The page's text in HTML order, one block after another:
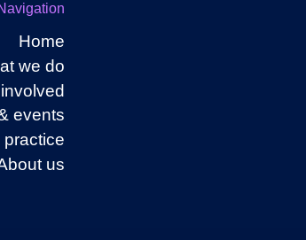
Home
we do
events
practice
us